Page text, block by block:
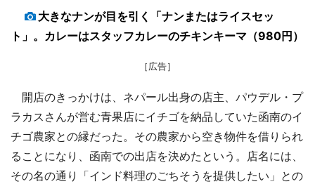
大きなナンが目を引く「ナンまたはライスセッ
ト」。カレーはスタッフカレーのチキンキーマ（980円）
［広告］
開店のきっかけは、ネパール出身の店主、パウデル・プ
ラカスさんが営む青果店にイチゴを納品していた函南のイ
チゴ農家との縁だった。その農家から空き物件を借りられ
ることになり、函南での出店を決めたという。店名には、
その名の通り「インド料理のごちそうを提供したい」との